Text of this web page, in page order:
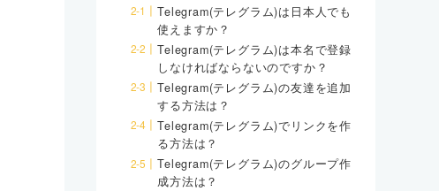
Telegram(テレグラム)は日本人でも
使えますか？
Telegram(テレグラム)は本名で登録
しなければならないのですか？
Telegram(テレグラム)の友達を追加
する方法は？
Telegram(テレグラム)でリンクを作
る方法は？
Telegram(テレグラム)のグループ作
成方法は？